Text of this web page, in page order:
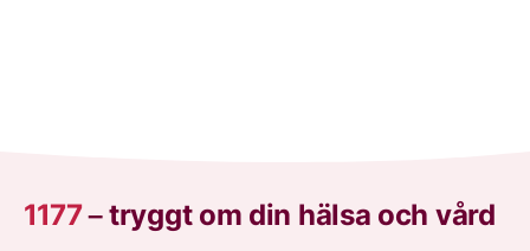
1177–tryggt om din hälsa och vård